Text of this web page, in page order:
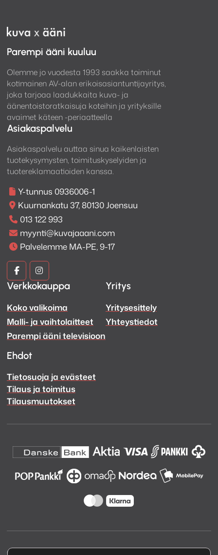
Parempi ääni kuuluu
Olemme jo vuodesta 1993 saakka toiminut
kotimainen AV-alan erikoisasiantuntijayritys,
joka tarjoaa laadukkaita kuva- ja
äänentoistoratkaisuja koteihin ja yrityksille
avaimet käteen -periaatteella
Asiakaspalvelu
Asiakaspalvelu auttaa sinua kaikenlaisten
tuotekysymysten, toimituskyselyiden ja
tuotereklamaatioiden kanssa.
Y-tunnus 0936006-1
Kuurnankatu 37, 80130 Joensuu
013 122 993
myynti@kuvajaaani.com
Palvelemme MA-PE, 9-17
Kuva
ja
Ääni
Facebook
Kuva
ja
Ääni
Instagram
Verkkokauppa
Koko valikoima
Malli- ja vaihtolaitteet
Parempi ääni televisioon
Yritys
Yritysesittely
Yhteystiedot
Ehdot
Tietosuoja ja evästeet
Tilaus ja toimitus
Tilausmuutokset
Copyright © 2026 Kuva ja Ääni Oy